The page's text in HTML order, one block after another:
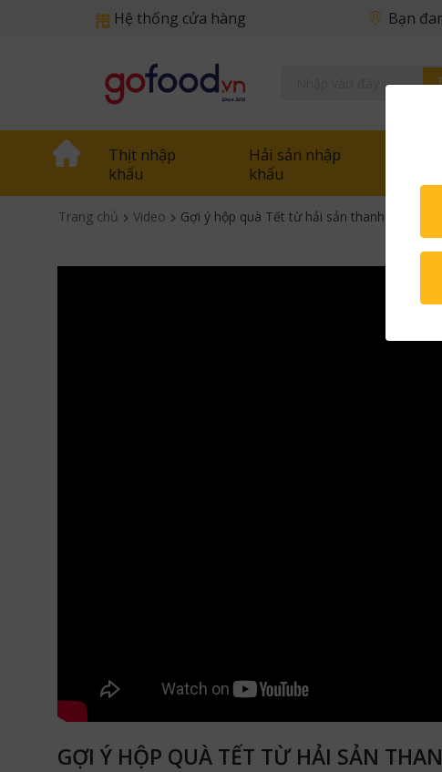
Hệ thống cửa hàng Bạn
Thịt nhập
khẩu
Hải sản nhập
khẩu
Trang chủ Video Gợi ý hộp quà Tết từ hải sản thanh mát tại
GỢI Ý HỘP QUÀ TẾT TỪ HẢI SẢN